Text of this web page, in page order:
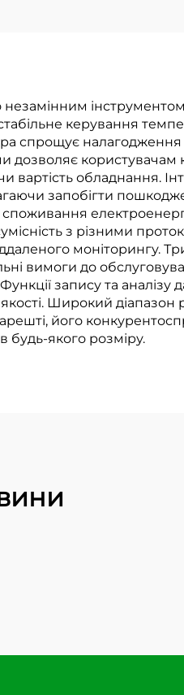
керування
спрощує
дозволяє користувачам
обладнання.
запобігти
електроенергії
з різними
моніторингу.
вимоги до
запису та
Широкий діапазон
його
будь-якого розміру.